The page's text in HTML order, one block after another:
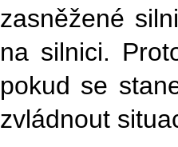
zasněžené
na silnici.
pokud se
zvládnout